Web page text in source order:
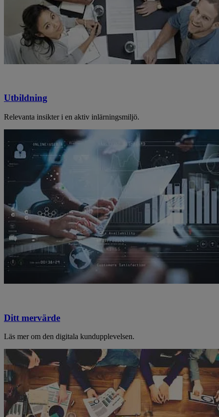
Utbildning
Relevanta insikter i en aktiv inlärningsmiljö.
Ditt mervärde
Läs mer om den digitala kundupplevelsen.